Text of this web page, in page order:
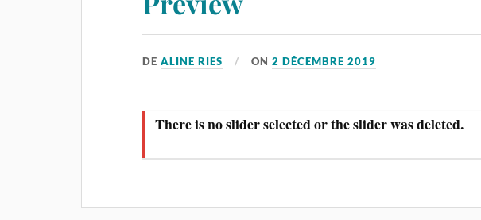
DEALINE RIES ON2 DÉCEMBRE 2019
There is no slider selected or the slider was deleted.